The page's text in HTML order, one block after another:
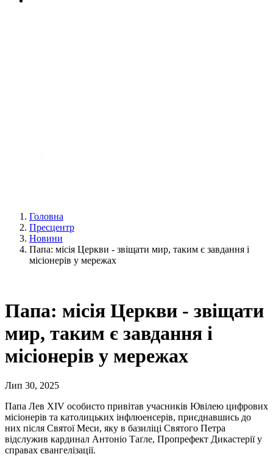
Головна
Пресцентр
Новини
Папа: місія Церкви - звіщати мир, таким є завдання і
місіонерів у мережах
Папа: місія Церкви - звіщати
мир, таким є завдання і
місіонерів у мережах
Лип 30, 2025
Папа Лев XIV особисто привітав учасників Ювілею цифрових
місіонерів та католицьких інфлюенсерів, приєднавшись до
них після Святої Меси, яку в базиліці Святого Петра
відслужив кардинал Антоніо Таґле, Пропрефект Дикастерії у
справах євангелізації.